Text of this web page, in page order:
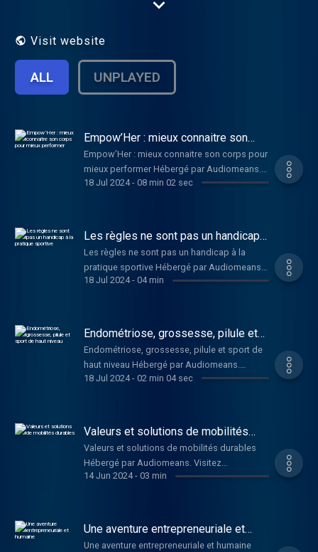
écoutez davantage de contenus positifs,
membre AirZen+.
Visit website
ALL UNPLAYED
Empow’Her : mieux connaitre son
corps pour mieux performer
Empow’Her : mieux connaitre son corps pour
mieux performer Hébergé par Audiomeans.
Visitez audiomeans.fr/politique-de-
18 Jul 2024- 08 min 02 sec
Les règles ne sont pas un handicap à
la pratique sportive
Les règles ne sont pas un handicap à la
pratique sportive Hébergé par Audiomeans.
Visitez audiomeans.fr/politique-de-
18 Jul 2024- 04 min
Endométriose, grossesse, pilule et
sport de haut niveau
Endométriose, grossesse, pilule et sport de
haut niveau Hébergé par Audiomeans.
Visitez audiomeans.fr/politique-de-
18 Jul 2024- 02 min 04 sec
Valeurs et solutions de mobilités
durables
Valeurs et solutions de mobilités durables
Hébergé par Audiomeans. Visitez
audiomeans.fr/politique-de-confidentialite
14 Jun 2024- 03 min
Une aventure entrepreneuriale et
humaine
Une aventure entrepreneuriale et humaine